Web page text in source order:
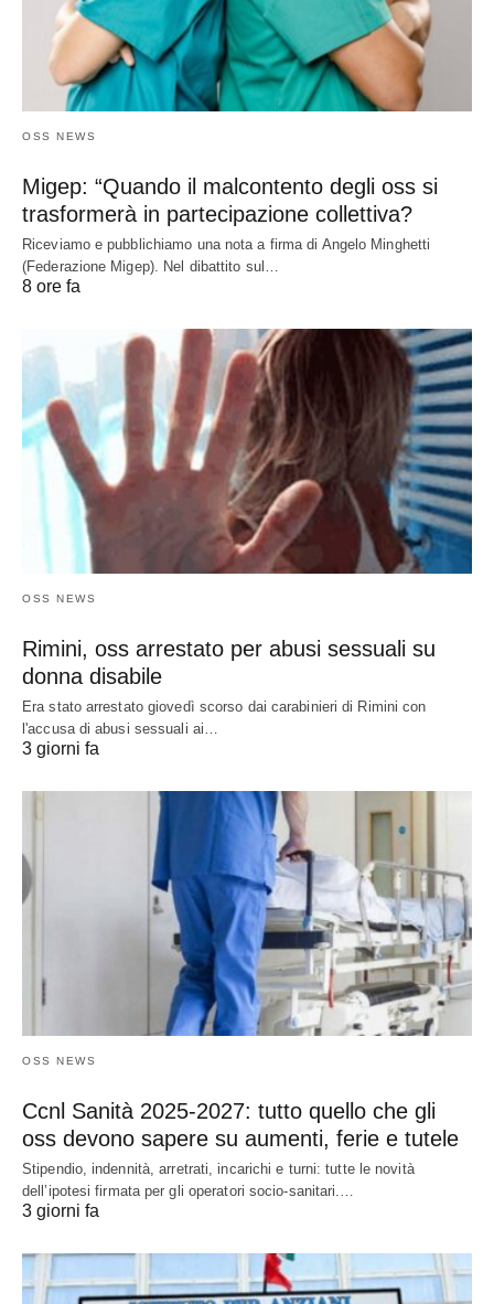
OSS NEWS
Migep: “Quando il malcontento degli oss si
trasformerà in partecipazione collettiva?
Riceviamo e pubblichiamo una nota a firma di Angelo Minghetti
(Federazione Migep). Nel dibattito sul…
8 ore fa
OSS NEWS
Rimini, oss arrestato per abusi sessuali su
donna disabile
Era stato arrestato giovedì scorso dai carabinieri di Rimini con
l'accusa di abusi sessuali ai…
3 giorni fa
OSS NEWS
Ccnl Sanità 2025-2027: tutto quello che gli
oss devono sapere su aumenti, ferie e tutele
Stipendio, indennità, arretrati, incarichi e turni: tutte le novità
dell’ipotesi firmata per gli operatori socio-sanitari.…
3 giorni fa